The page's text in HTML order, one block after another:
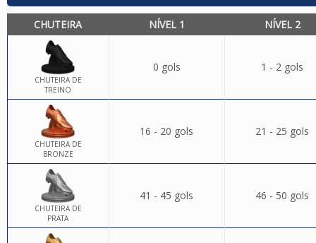
CHUTEIRA NÍVEL 1 NÍVEL 2
CHUTEIRA DE
TREINO
0 gols 1 - 2 gols
CHUTEIRA DE
BRONZE
16 - 20 gols 21 - 25 gols
CHUTEIRA DE
PRATA
41 - 45 gols 46 - 50 gols